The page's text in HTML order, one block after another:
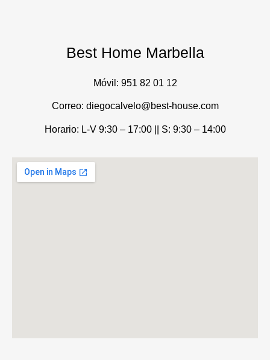
Best Home Marbella
Móvil: 951 82 01 12
Correo: diegocalvelo@best-house.com
Horario: L-V 9:30 – 17:00 || S: 9:30 – 14:00